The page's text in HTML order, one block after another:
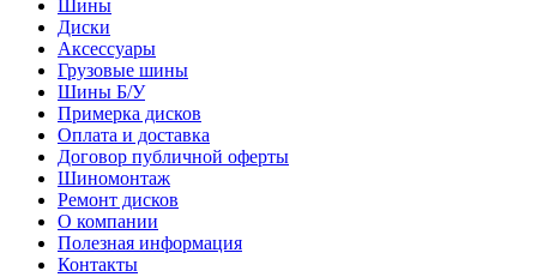
Шины
Диски
Аксессуары
Грузовые шины
Шины Б/У
Примерка дисков
Оплата и доставка
Договор публичной оферты
Шиномонтаж
Ремонт дисков
О компании
Полезная информация
Контакты